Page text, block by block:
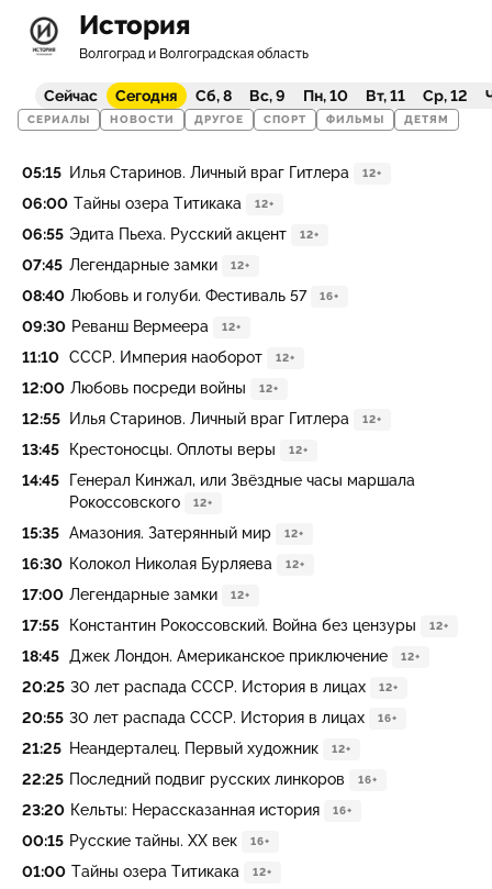
История
Волгоград и Волгоградская область
Сейчас Сегодня Сб, 8 Вс, 9 Пн, 10 Вт, 11 Ср, 12
СЕРИАЛЫ НОВОСТИ ДРУГОЕ СПОРТ ФИЛЬМЫ ДЕТЯМ
05:15 Илья Старинов. Личный враг Гитлера 12+
06:00 Тайны озера Титикака 12+
06:55 Эдита Пьеха. Русский акцент 12+
07:45 Легендарные замки 12+
08:40 Любовь и голуби. Фестиваль 57 16+
09:30 Реванш Вермеера 12+
11:10 СССР. Империя наоборот 12+
12:00 Любовь посреди войны 12+
12:55 Илья Старинов. Личный враг Гитлера 12+
13:45 Крестоносцы. Оплоты веры 12+
14:45
Генерал Кинжал, или Звёздные часы маршала
Рокоссовского
12+
15:35 Амазония. Затерянный мир 12+
16:30 Колокол Николая Бурляева 12+
17:00 Легендарные замки 12+
17:55 Константин Рокоссовский. Война без цензуры 12+
18:45 Джек Лондон. Американское приключение 12+
20:25 30 лет распада СССР. История в лицах 12+
20:55 30 лет распада СССР. История в лицах 16+
21:25 Неандерталец. Первый художник 12+
22:25 Последний подвиг русских линкоров 16+
23:20 Кельты: Нерассказанная история 16+
00:15 Русские тайны. XX век 16+
01:00 Тайны озера Титикака 12+